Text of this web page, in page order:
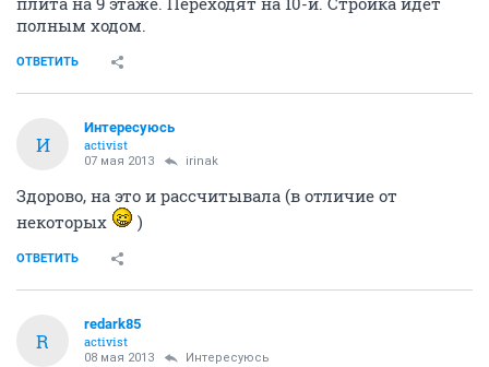
полным ходом.
ОТВЕТИТЬ
И
Интересуюсь
activist
07 мая 2013 irinak
Здорово, на это и рассчитывала (в отличие от
некоторых
)
ОТВЕТИТЬ
R
redark85
activist
08 мая 2013 Интересуюсь